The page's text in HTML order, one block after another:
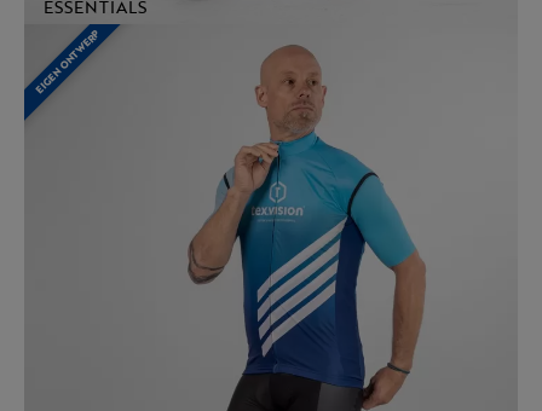
ESSENTIALS
EIGEN ONTWERP